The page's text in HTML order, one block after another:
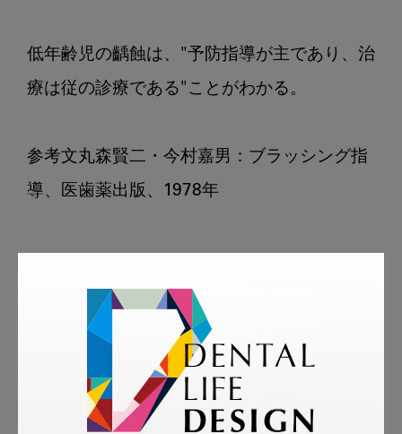
低年齢児の齲蝕は、"予防指導が主であり、治
療は従の診療である"ことがわかる。
参考文丸森賢二・今村嘉男：ブラッシング指